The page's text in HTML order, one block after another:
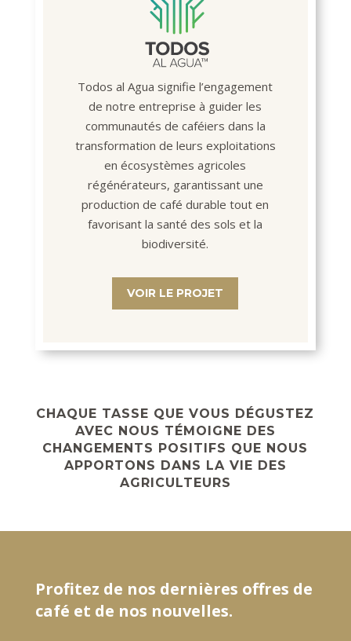
Todos al Agua signifie l’engagement
de notre entreprise à guider les
communautés de caféiers dans la
transformation de leurs exploitations
en écosystèmes agricoles
régénérateurs, garantissant une
production de café durable tout en
favorisant la santé des sols et la
biodiversité.
VOIR LE PROJET
CHAQUE TASSE QUE VOUS DÉGUSTEZ
AVEC NOUS TÉMOIGNE DES
CHANGEMENTS POSITIFS QUE NOUS
APPORTONS DANS LA VIE DES
AGRICULTEURS
Profitez de nos dernières offres de
café et de nos nouvelles.